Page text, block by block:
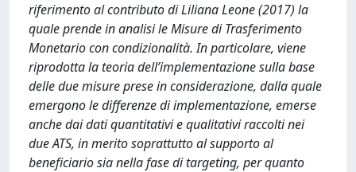
riferimento al contributo di Liliana Leone (2017) la
quale prende in analisi le Misure di Trasferimento
Monetario con condizionalità. In particolare, viene
riprodotta la teoria dell’implementazione sulla base
delle due misure prese in considerazione, dalla quale
emergono le differenze di implementazione, emerse
anche dai dati quantitativi e qualitativi raccolti nei
due ATS, in merito soprattutto al supporto al
beneficiario sia nella fase di targeting, per quanto